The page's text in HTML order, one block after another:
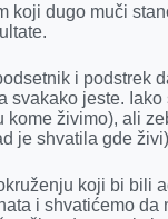
koji dugo muči
i podstrek
svakako jeste.
živimo), ali
je shvatila gde
koji bi bili
i shvatićemo